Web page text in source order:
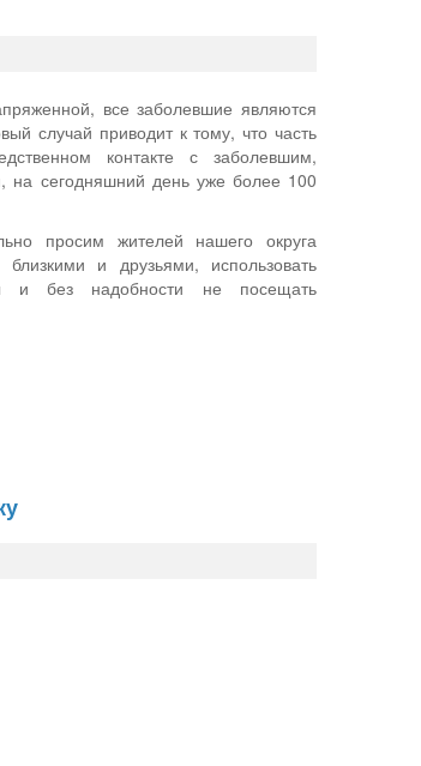
все заболевшие являются
случай приводит к тому, что часть
контакте с заболевшим,
сегодняшний день уже более 100
просим жителей нашего округа
и друзьями, использовать
и без надобности не посещать